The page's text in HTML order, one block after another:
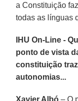
a Constituição
todas as línguas
IHU On-Line -
ponto de vista
constituição
autonomias...
Xavier Albó – O